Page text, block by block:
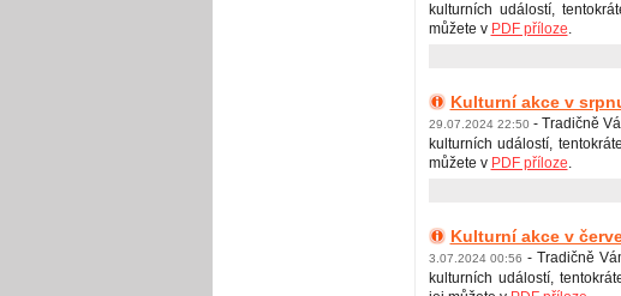
kulturních událostí,
můžete v PDF příloze.
Kulturní akce v
29.07.2024 22:50 - Tradičně
kulturních událostí,
můžete v PDF příloze.
Kulturní akce v
3.07.2024 00:56 - Tradičně
kulturních událostí,